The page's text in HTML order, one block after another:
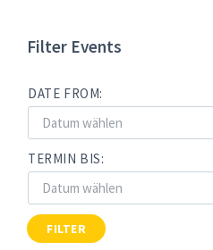
Filter Events
DATE FROM:
TERMIN BIS:
FILTER